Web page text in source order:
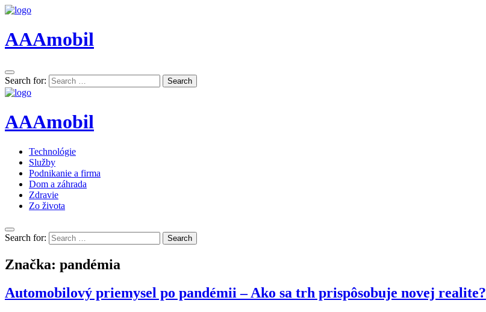
AAAmobil
Search for: Search
AAAmobil
Technológie
Služby
Podnikanie a firma
Dom a záhrada
Zdravie
Zo života
Search for: Search
Značka: pandémia
Automobilový priemysel po pandémii – Ako sa trh prispôsobuje novej realite?